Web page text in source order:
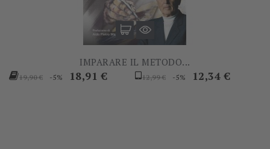
IMPARARE IL METODO...
Prezzo
19,90 € -5% Prezzo
18,91 €
Prezzo
12,99 € -5% Prezzo
12,34 €